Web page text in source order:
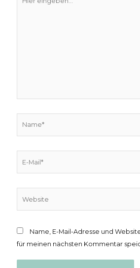
Name, E-Mail-Adresse und
für meinen nächsten Kommentar